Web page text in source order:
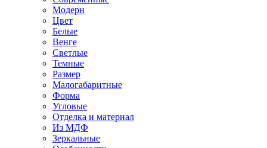
Модерн
Цвет
Белые
Венге
Светлые
Темные
Размер
Малогабаритные
Форма
Угловые
Отделка и материал
Из МДФ
Зеркальные